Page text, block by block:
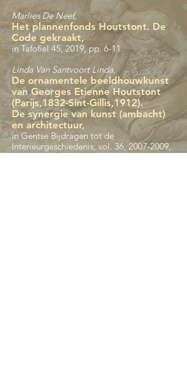
Marlies De Neef,
Het plannenfonds Houtstont. De
Code gekraakt,
in Tafofiel 45, 2019, pp. 6-11.
Linda Van Santvoort Linda,
De ornamentele beeldhouwkunst
van Georges Etienne Houtstont
(Parijs,1832-Sint-Gillis,1912).
De synergie van kunst (ambacht)
en architectuur,
in Gentse Bijdragen tot de
Interieurgeschiedenis, vol. 36, 2007-2009,
Leuven, 2011, p. 1-24.